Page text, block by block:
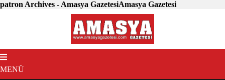
patron Archives - Amasya GazetesiAmasya Gazetesi
MENÜ